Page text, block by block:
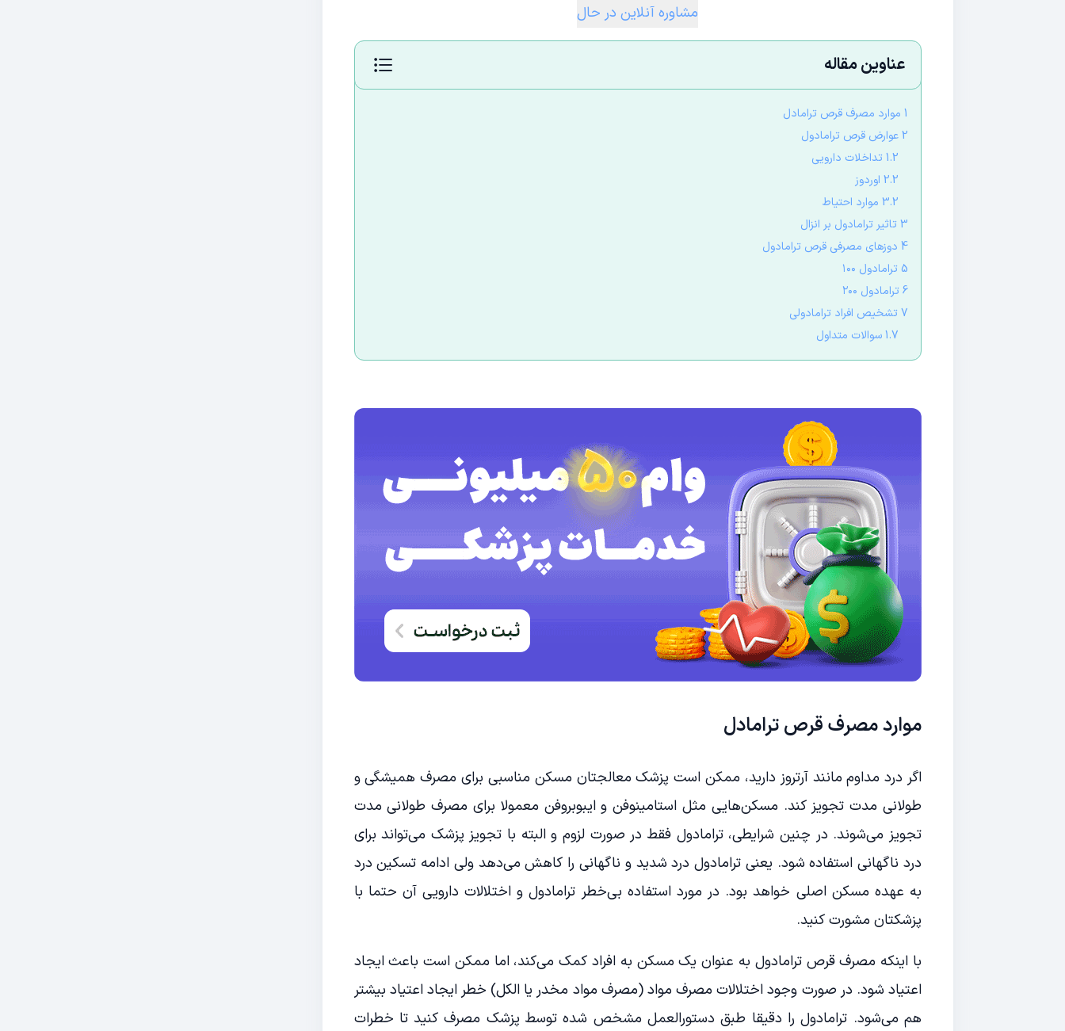
مشاوره آنلاین در حال
عناوین مقاله
1 موارد مصرف قرص ترامادل
2 عوارض قرص ترامادول
1.2 تداخلات دارویی
2.2 اوردوز
3.2 موارد احتیاط
3 تاثیر ترامادول بر انزال
4 دوزهای مصرفی قرص ترامادول
5 ترامادول ۱۰۰
6 ترامادول ۲۰۰
7 تشخیص افراد ترامادولی
1.7 سوالات متداول
موارد مصرف قرص ترامادل
اگر درد مداوم مانند آرتروز دارید، ممکن است پزشک معالجتان مسکن مناسبی برای مصرف همیشگی و
طولانی مدت تجویز کند. مسکن‌هایی مثل استامینوفن و ایبوبروفن معمولا برای مصرف طولانی مدت
تجویز می‌شوند. در چنین شرایطی،‌ ترامادول فقط در صورت لزوم و البته با تجویز پزشک می‌تواند برای
درد ناگهانی استفاده شود. یعنی ترامادول درد شدید و ناگهانی را کاهش می‌دهد ولی ادامه تسکین درد
به عهده مسکن اصلی خواهد بود. در مورد استفاده بی‌خطر ترامادول و اختلالات دارویی آن حتما با
پزشکتان مشورت کنید.
با اینکه مصرف قرص ترامادول به عنوان یک مسکن به افراد کمک می‌کند، اما ممکن است باعث ایجاد
اعتیاد شود. در صورت وجود اختلالات مصرف مواد (مصرف مواد مخدر یا الکل) خطر ایجاد اعتیاد بیشتر
هم می‌شود. ترامادول را دقیقا طبق دستورالعمل مشخص شده توسط پزشک مصرف کنید تا خطرات